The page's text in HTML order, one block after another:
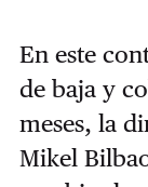
En este
de baja y
meses, la
Mikel